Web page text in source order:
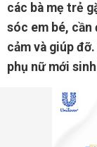
các bà mẹ trẻ
sóc em bé,
cảm và giúp
phụ nữ mới